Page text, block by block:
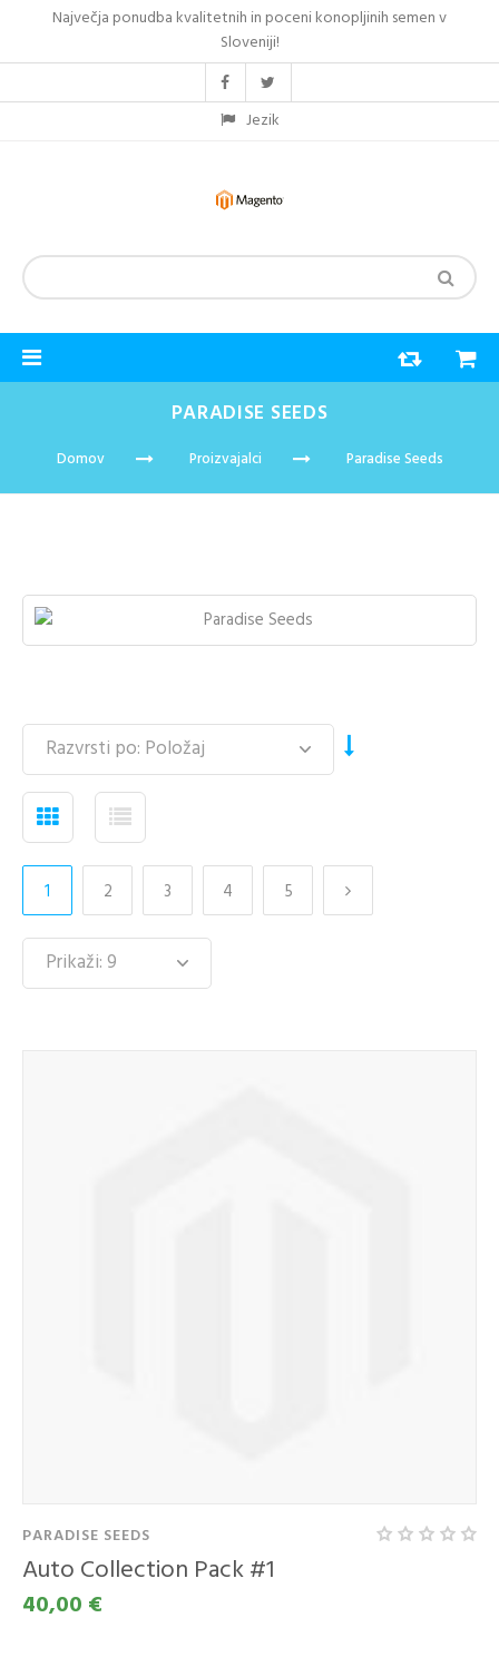
Največja ponudba kvalitetnih in poceni konopljinih semen v
Sloveniji!
Jezik
PARADISE SEEDS
Domov Proizvajalci Paradise Seeds
1 2 3 4 5
PARADISE SEEDS
Auto Collection Pack #1
40,00 €